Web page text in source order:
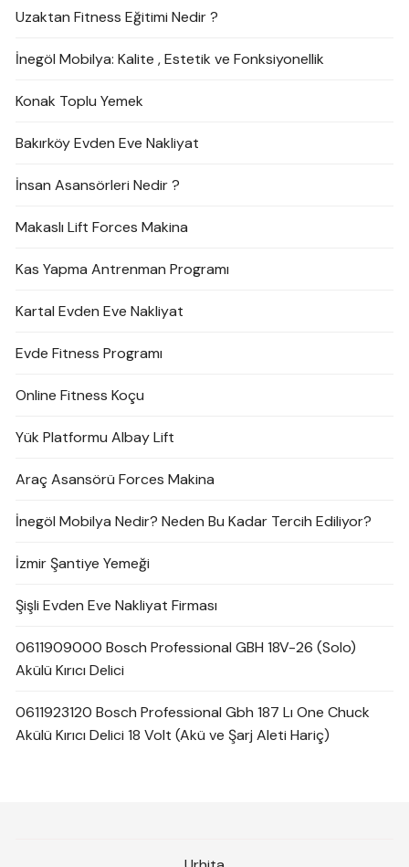
Uzaktan Fitness Eğitimi Nedir ?
İnegöl Mobilya: Kalite , Estetik ve Fonksiyonellik
Konak Toplu Yemek
Bakırköy Evden Eve Nakliyat
İnsan Asansörleri Nedir ?
Makaslı Lift Forces Makina
Kas Yapma Antrenman Programı
Kartal Evden Eve Nakliyat
Evde Fitness Programı
Online Fitness Koçu
Yük Platformu Albay Lift
Araç Asansörü Forces Makina
İnegöl Mobilya Nedir? Neden Bu Kadar Tercih Ediliyor?
İzmir Şantiye Yemeği
Şişli Evden Eve Nakliyat Firması
0611909000 Bosch Professional GBH 18V-26 (Solo)
Akülü Kırıcı Delici
0611923120 Bosch Professional Gbh 187 Lı One Chuck
Akülü Kırıcı Delici 18 Volt (Akü ve Şarj Aleti Hariç)